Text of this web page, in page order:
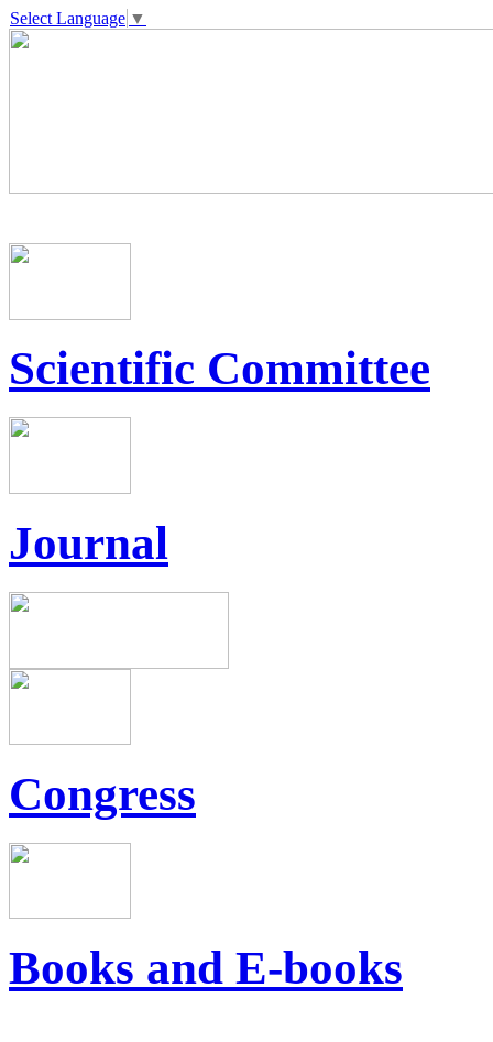
Select Language ▼
Scientific Committee
Journal
Congress
Books and E-books